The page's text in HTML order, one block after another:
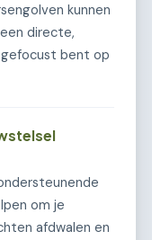
kunnen
directe,
bent op
om je
afdwalen en